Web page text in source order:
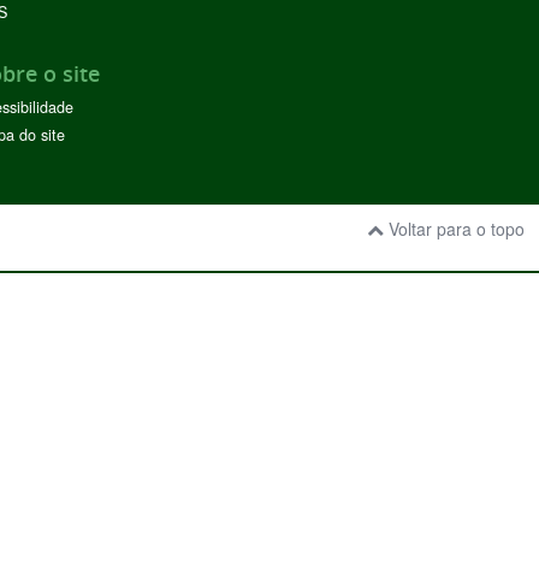
o site
do site
Voltar para o topo